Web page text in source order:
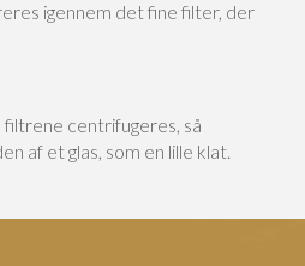
igennem det fine filter, der
centrifugeres, så
af et glas, som en lille klat.